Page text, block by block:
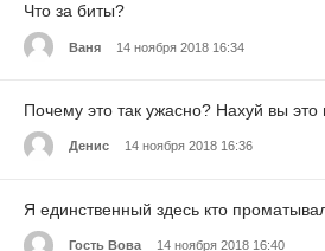
Что за биты?
Ваня 14 ноября 2018 16:34
Почему это так ужасно? Нахуй вы
Денис 14 ноября 2018 16:36
Я единственный здесь кто
Гость Вова 14 ноября 2018 16:40